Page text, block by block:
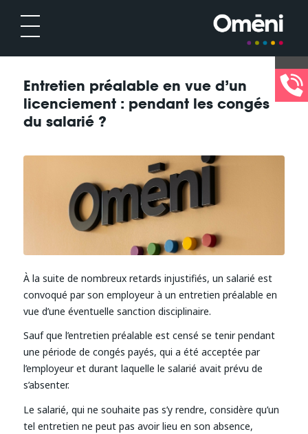
Entretien préalable en vue d’un
licenciement : pendant les congés
du salarié ?
À la suite de nombreux retards injustifiés, un salarié est
convoqué par son employeur à un entretien préalable en
vue d’une éventuelle sanction disciplinaire.
Sauf que l’entretien préalable est censé se tenir pendant
une période de congés payés, qui a été acceptée par
l’employeur et durant laquelle le salarié avait prévu de
s’absenter.
Le salarié, qui ne souhaite pas s’y rendre, considère qu’un
tel entretien ne peut pas avoir lieu en son absence,